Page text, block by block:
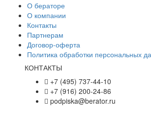
О бераторе
О компании
Контакты
Партнерам
Договор-оферта
Политика обработки персональных
КОНТАКТЫ
+7 (495) 737-44-10
+7 (916) 200-24-86
podpiska@berator.ru